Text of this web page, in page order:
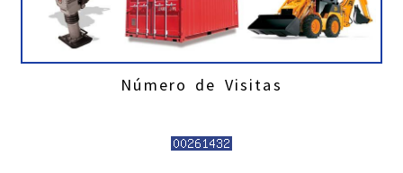
Número de Visitas